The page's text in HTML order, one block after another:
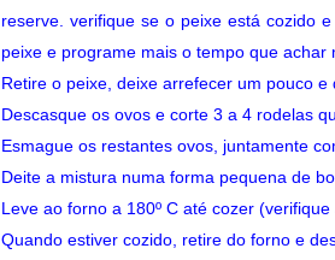
reserve. verifique se o peixe está cozido
peixe e programe mais o tempo que
Retire o peixe, deixe arrefecer um pouco e
Descasque os ovos e corte 3 a 4 rodelas
Esmague os restantes ovos, juntamente
Deite a mistura numa forma pequena de
Leve ao forno a 180º C até cozer
Quando estiver cozido, retire do forno e